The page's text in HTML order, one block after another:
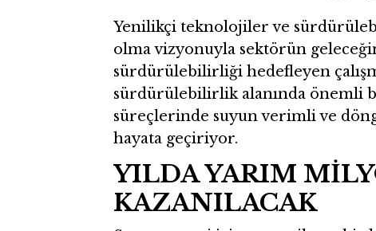
Yenilikçi teknolojiler ve
olma vizyonuyla sektörün
sürdürülebilirliği hedefleyen
sürdürülebilirlik alanında önemli
süreçlerinde suyun verimli ve
hayata geçiriyor.
YILDA YARIM
KAZANILACAK